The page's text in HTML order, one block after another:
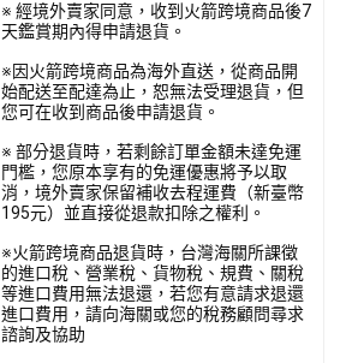
※ 經境外賣家同意，收到火箭跨境商品後7
天鑑賞期內得申請退貨。
※因火箭跨境商品為海外直送，從商品開
始配送至配達為止，恕無法受理退貨，但
您可在收到商品後申請退貨。
※ 部分退貨時，若剩餘訂單金額未達免運
門檻，您原本享有的免運優惠將予以取
消，境外賣家保留補收去程運費（新臺幣
195元）並直接從退款扣除之權利。
※火箭跨境商品退貨時，台灣海關所課徵
的進口稅、營業稅、貨物稅、規費、關稅
等進口費用無法退還，若您有意請求退還
進口費用，請向海關或您的稅務顧問尋求
諮詢及協助